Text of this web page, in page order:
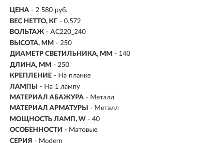
ЦЕНА - 2 580 руб.
ВЕС НЕТТО, КГ - 0.572
ВОЛЬТАЖ - AC220_240
ВЫСОТА, ММ - 250
ДИАМЕТР СВЕТИЛЬНИКА, ММ - 140
ДЛИНА, ММ - 250
КРЕПЛЕНИЕ - На планке
ЛАМПЫ
- На 1 лампу
МАТЕРИАЛ АБАЖУРА - Металл
МАТЕРИАЛ АРМАТУРЫ
- Металл
МОЩНОСТЬ ЛАМП, W - 40
ОСОБЕННОСТИ - Матовые
СЕРИЯ - Modern